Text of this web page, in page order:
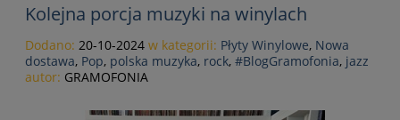
Kolejna porcja muzyki na winylach
Dodano: 20-10-2024 w kategorii: Płyty Winylowe, Nowa
dostawa, Pop, polska muzyka, rock, #BlogGramofonia, jazz
autor: GRAMOFONIA